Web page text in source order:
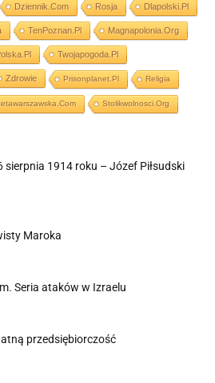
Dziennik.com Rosja Dlapolski.pl
TenPoznan.pl Magnapolonia.org
Twojapogoda.pl
Zdrowie Prisonplanet.pl Religia
Stolikwolnosci.org
sierpnia 1914 roku – Józef Piłsudski
Maroka
Seria ataków w Izraelu
przedsiębiorczość